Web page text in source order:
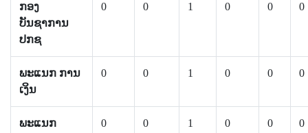
ກອງ
ບັນຊາການ
ປກຊ
0 0 1 0 0 0
ພະແນກ ການ
ເງິນ
0 0 1 0 0 0
ພະແນກ
0 0 1 0 0 0